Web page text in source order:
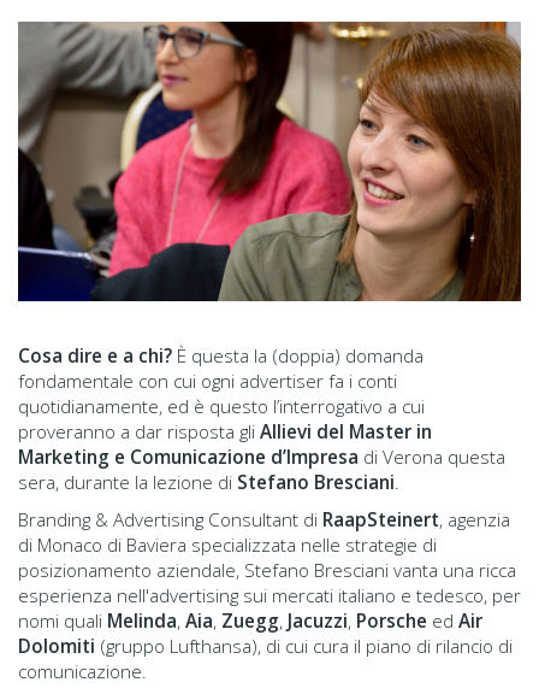
Cosa dire e a chi? È questa la (doppia) domanda
fondamentale con cui ogni advertiser fa i conti
quotidianamente, ed è questo l’interrogativo a cui
proveranno a dar risposta gli Allievi del Master in
Marketing e Comunicazione d’Impresa di Verona questa
sera, durante la lezione di Stefano Bresciani
Branding & Advertising Consultant di RaapSteinert, agenzia
di Monaco di Baviera specializzata nelle strategie di
posizionamento aziendale, Stefano Bresciani vanta una ricca
esperienza nell'advertising sui mercati italiano e tedesco, per
nomi quali Melinda, Aia, Zuegg, Jacuzzi, Porsche ed Air
Dolomiti (gruppo Lufthansa), di cui cura il piano di rilancio di
comunicazione.